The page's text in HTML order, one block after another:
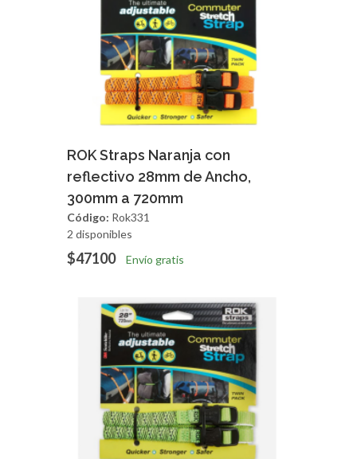
Agregar Vista Rapida
ROK Straps Naranja con
reflectivo 28mm de Ancho,
300mm a 720mm
Código: Rok331
2 disponibles
$47100 Envío gratis